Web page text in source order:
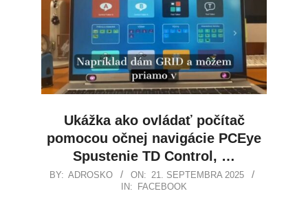
Ukážka ako ovládať počítač
pomocou očnej navigácie PCEye
Spustenie TD Control, …
BY: ADROSKO ON: 21. SEPTEMBRA 2025
IN:
FACEBOOK